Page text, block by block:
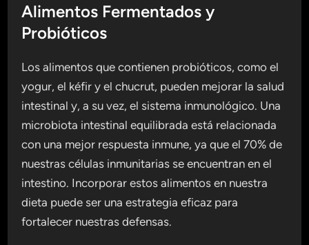
Alimentos Fermentados y
Probióticos
Los alimentos que contienen probióticos, como el
yogur, el kéfir y el chucrut, pueden mejorar la salud
intestinal y, a su vez, el sistema inmunológico. Una
microbiota intestinal equilibrada está relacionada
con una mejor respuesta inmune, ya que el 70% de
nuestras células inmunitarias se encuentran en el
intestino. Incorporar estos alimentos en nuestra
dieta puede ser una estrategia eficaz para
fortalecer nuestras defensas.